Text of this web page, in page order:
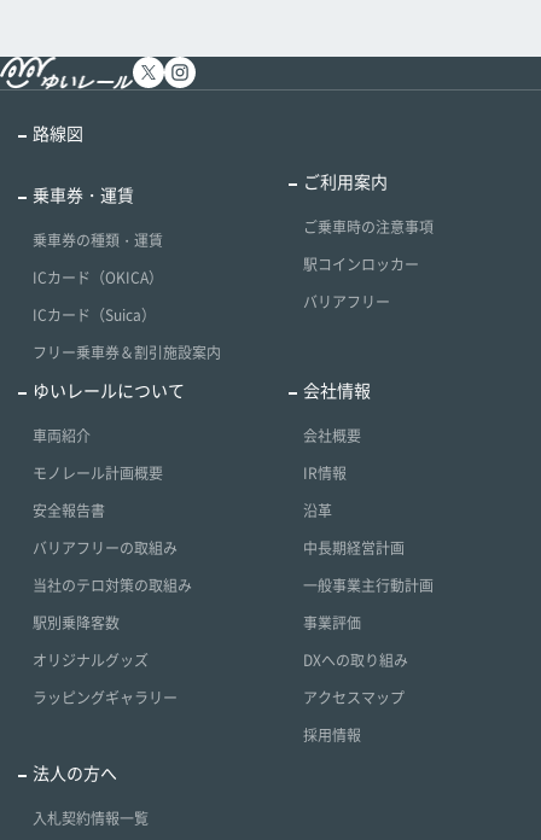
路線図
乗車券・運賃
乗車券の種類・運賃
ICカード（OKICA）
ICカード（Suica）
フリー乗車券＆割引施設案内
ご利用案内
ご乗車時の注意事項
駅コインロッカー
バリアフリー
ゆいレールについて
車両紹介
モノレール計画概要
安全報告書
バリアフリーの取組み
当社のテロ対策の取組み
駅別乗降客数
オリジナルグッズ
ラッピングギャラリー
会社情報
会社概要
IR情報
沿革
中長期経営計画
一般事業主行動計画
事業評価
DXへの取り組み
アクセスマップ
採用情報
法人の方へ
入札契約情報一覧